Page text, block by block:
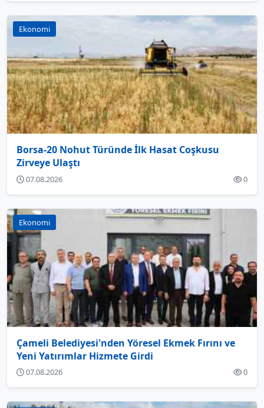
Ekonomi
Borsa-20 Nohut Türünde İlk Hasat Coşkusu
Zirveye Ulaştı
07.08.2026 0
Ekonomi
Çameli Belediyesi'nden Yöresel Ekmek Fırını ve
Yeni Yatırımlar Hizmete Girdi
07.08.2026 0